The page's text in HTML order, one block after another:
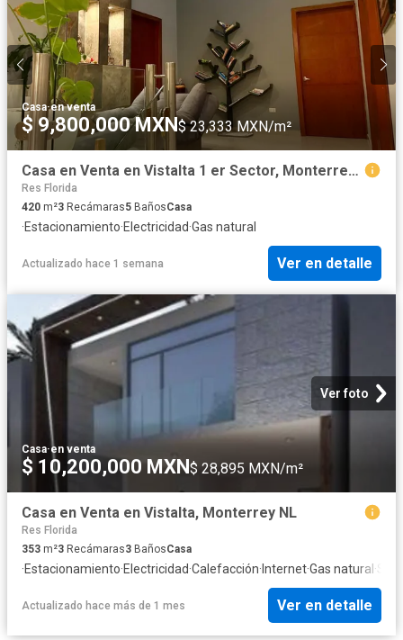
Casa·en venta
$ 9,800,000 MXN$ 23,333 MXN/m²
Casa en Venta en Vistalta 1 er Sector, Monterrey NL
Res Florida
420 m²3 Recámaras5 BañosCasa
·Estacionamiento·Electricidad·Gas natural
Actualizado hace 1 semana Ver en detalle
Ver foto
Casa·en venta
$ 10,200,000 MXN$ 28,895 MXN/m²
Casa en Venta en Vistalta, Monterrey NL
Res Florida
353 m²3 Recámaras3 BañosCasa
·Estacionamiento·Electricidad·Calefacción· Internet·Gas natural ·
Actualizado hace más de 1 mes Ver en detalle